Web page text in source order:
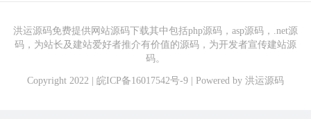
洪运源码免费提供网站源码下载其中包括php源码，asp源码，.net源
码，为站长及建站爱好者推介有价值的源码，为开发者宣传建站源
码。
Copyright 2022 | 皖ICP备16017542号-9 | Powered by 洪运源码